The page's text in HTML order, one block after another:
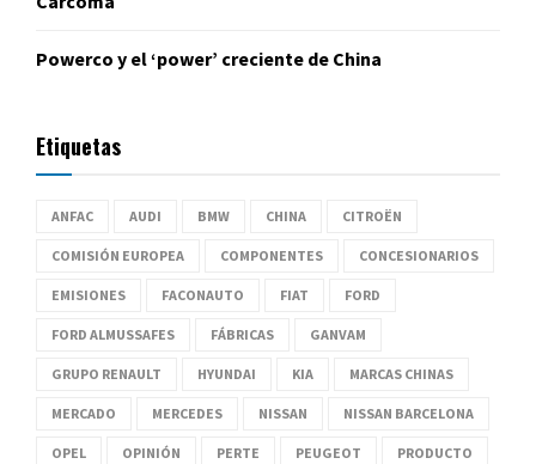
Powerco y el ‘power’ creciente de China
Etiquetas
ANFAC AUDI BMW CHINA CITROËN
COMISIÓN EUROPEA COMPONENTES CONCESIONARIOS
EMISIONES FACONAUTO FIAT FORD
FORD ALMUSSAFES FÁBRICAS GANVAM
GRUPO RENAULT HYUNDAI KIA MARCAS CHINAS
MERCADO MERCEDES NISSAN NISSAN BARCELONA
OPEL OPINIÓN PERTE PEUGEOT PRODUCTO